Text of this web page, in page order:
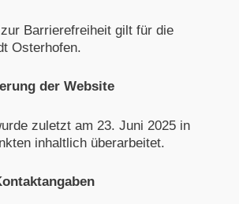
Barrierefreiheit gilt für die
Osterhofen.
der Website
zuletzt am 23. Juni 2025 in
inhaltlich überarbeitet.